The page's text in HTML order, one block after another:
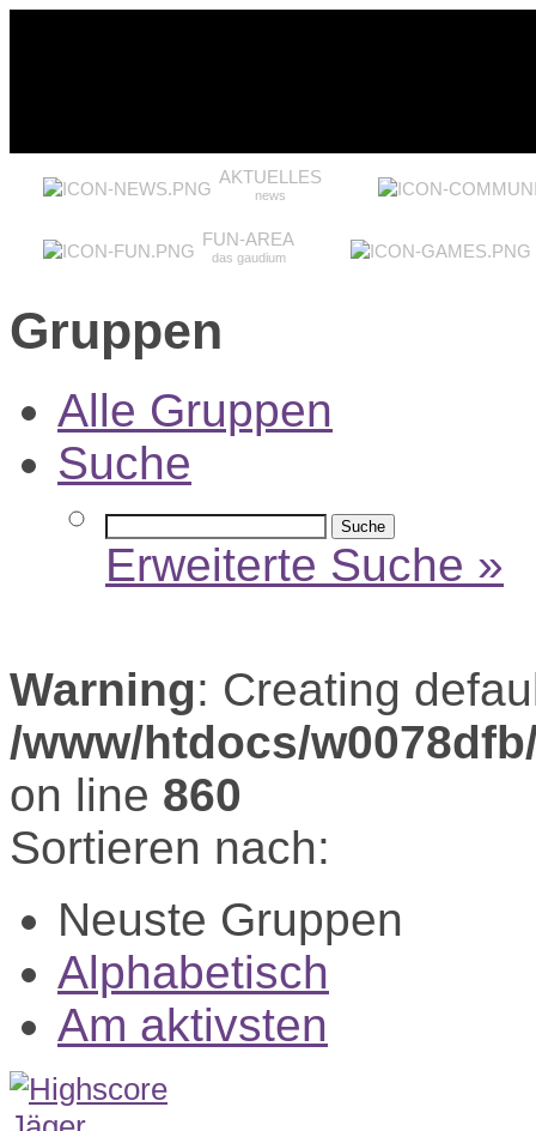
AKTUELLES
news
FUN-AREA
das gaudium
Gruppen
Alle Gruppen
Suche
Erweiterte Suche »
Warning: Creating
/www/htdocs/
on line 860
Sortieren nach:
Neuste Gruppen
Alphabetisch
Am aktivsten